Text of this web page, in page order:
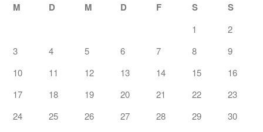
M D M D F S S
1
2
3
4 5 6 7 8
9
10
11 12 13 14 15
16
17
18 19 20 21 22
23
24
25 26 27 28 29
30